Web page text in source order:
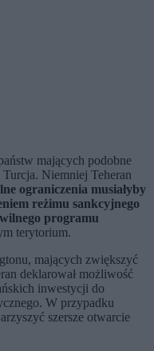
mających podobne
Niemniej Teheran
ograniczenia musiałyby
reżimu sankcyjnego
programu
terytorium.
mających zwiększyć
deklarował możliwość
inwestycji do
W przypadku
szersze otwarcie